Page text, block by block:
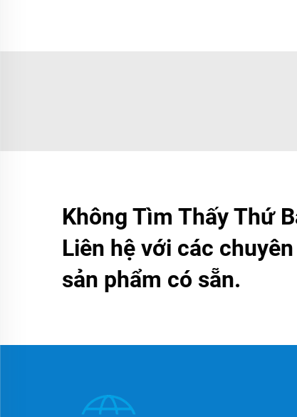
Không Tìm Thấy Thứ
Liên hệ với các
sản phẩm có sẵn.